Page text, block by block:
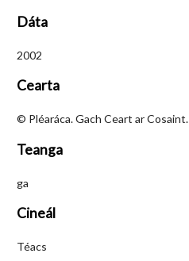
Dáta
2002
Cearta
© Pléaráca. Gach Ceart ar Cosaint.
Teanga
ga
Cineál
Téacs